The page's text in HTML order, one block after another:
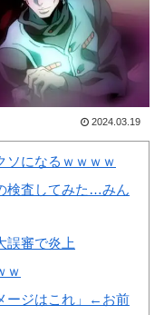
味しいと感じた日本料理
らです‥」→「極上の旨
まっていた」
人「日本の村上宗隆、
イルのシンカーを逆方向
・2戦連発の26号ソロホ
ン」→「羨ましすぎる
こんな打者がいなのか」
人「日本がJリーグ開幕
録した歴代最多観客数が
…」→「Kリーグとは次
2024.03.19
ソになるｗｗｗｗ
検査してみた…みん
誤審で炎上
ｗ
ージはこれ」←お前